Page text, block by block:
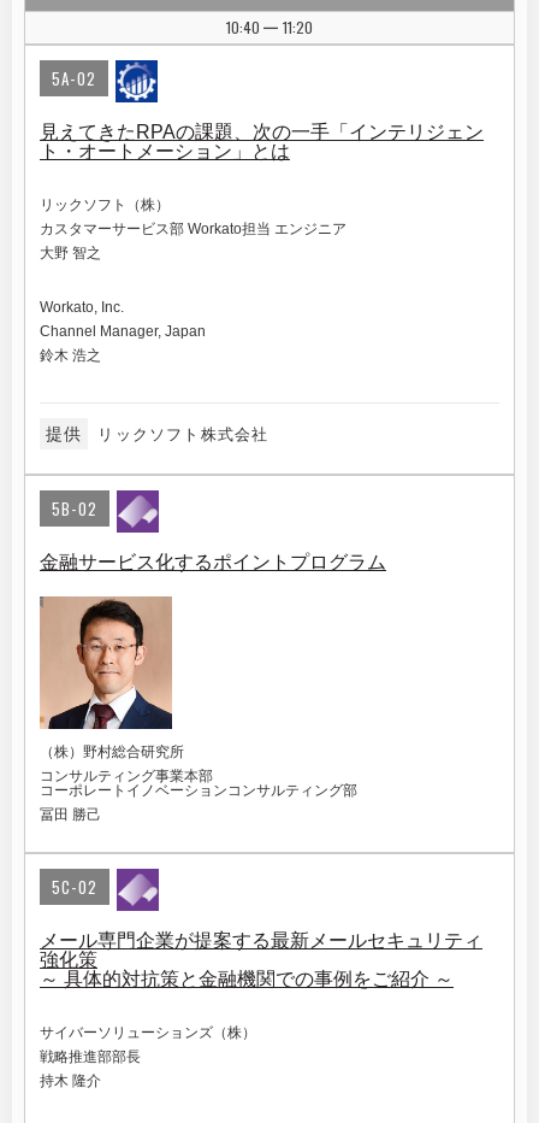
10:40
| 11:20
5A-02
見えてきたRPAの課題、次の一手「インテリジェン
ト・オートメーション」とは
リックソフト（株）
カスタマーサービス部 Workato担当 エンジニア
大野 智之
Workato, Inc.
Channel Manager, Japan
鈴木 浩之
提供 リックソフト株式会社
5B-02
金融サービス化するポイントプログラム
（株）野村総合研究所
コンサルティング事業本部
コーポレートイノベーションコンサルティング部
冨田 勝己
5C-02
メール専門企業が提案する最新メールセキュリティ
強化策
～ 具体的対抗策と金融機関での事例をご紹介 ～
サイバーソリューションズ（株）
戦略推進部部長
持木 隆介